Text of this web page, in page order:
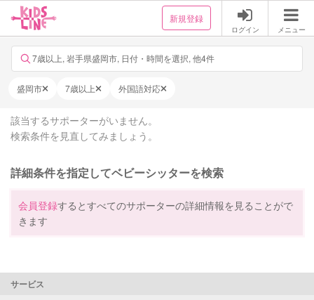
新規登録
ログイン メニュー
7歳以上, 岩手県盛岡市, 日付・時間を選択, 他4件
盛岡市 7歳以上 外国語対応
該当するサポーターがいません。
検索条件を見直してみましょう。
詳細条件を指定してベビーシッターを検索
会員登録するとすべてのサポーターの詳細情報を見ることがで
きます
サービス